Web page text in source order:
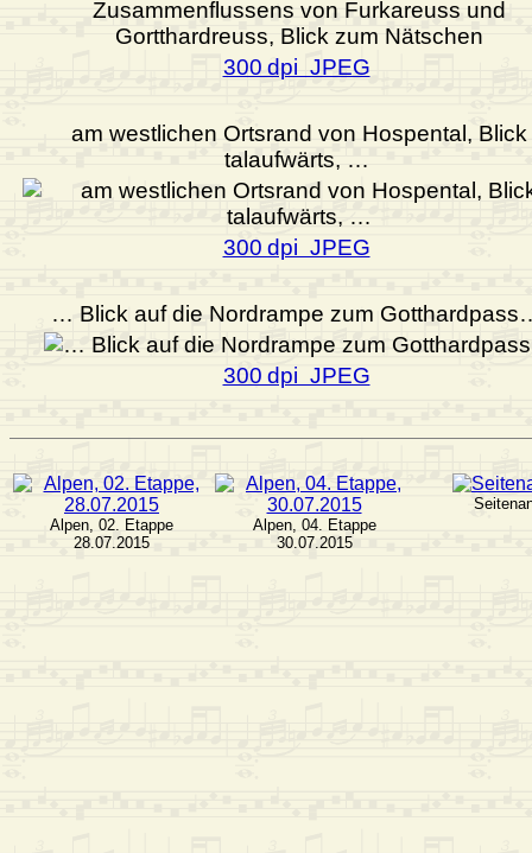
300 dpi JPEG
am westlichen Ortsrand von Hospental, Blick
talaufwärts, …
300 dpi JPEG
… Blick auf die Nordrampe zum
300 dpi JPEG
Alpen, 02. Etappe
28.07.2015
Alpen, 04. Etappe
30.07.2015